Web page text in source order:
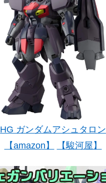
HG ガンダムアシュタロン
【amazon】
【駿河屋】